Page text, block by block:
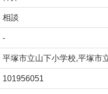
相談
-
平塚市立山下小学校,平塚市
101956051